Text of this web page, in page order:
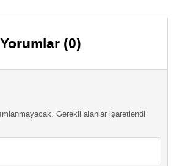
Yorumlar (0)
Gerekli alanlar işaretlendi